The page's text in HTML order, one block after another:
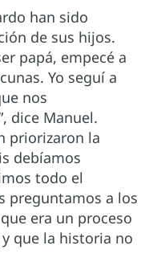
han sido
de sus hijos.
papá, empecé a
Yo seguí a
nos
dice Manuel.
priorizaron la
debíamos
todo el
preguntamos a los
era un proceso
que la historia no